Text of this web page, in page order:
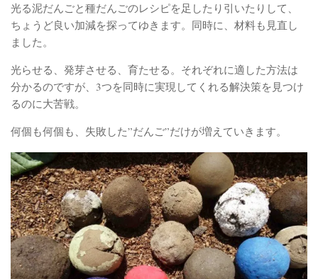
光る泥だんごと種だんごのレシピを足したり引いたりして、
ちょうど良い加減を探ってゆきます。同時に、材料も見直し
ました。
光らせる、発芽させる、育たせる。それぞれに適した方法は
分かるのですが、3つを同時に実現してくれる解決策を見つけ
るのに大苦戦。
何個も何個も、失敗した”だんご”だけが増えていきます。